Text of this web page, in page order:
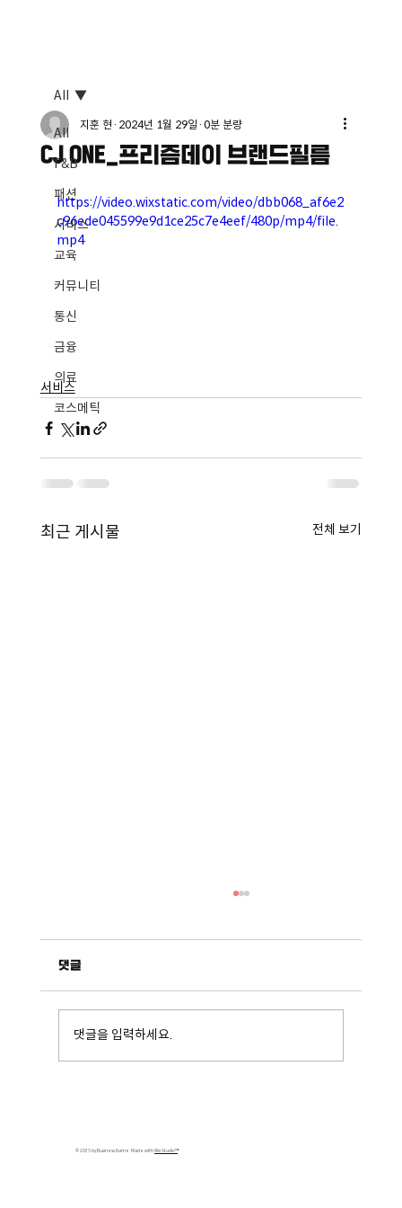
All
F&B
패션
서비스
교육
커뮤니티
통신
금융
의료
코스메틱
All
CJ ONE_프리즘데이 브랜드필름
지훈 현 2024년 1월 29일 0분 분량
https://video.wixstatic.com/video/dbb068_af6e2
c96ede045599e9d1ce25c7e4eef/480p/mp4/file.
mp4
서비스
최근 게시물 전체 보기
댓글
댓글을 입력하세요.
© 2035 by Business Name. Made withWix Studio™